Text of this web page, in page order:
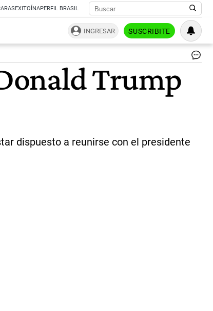
EXITOÍNAPERFIL BRASIL
INGRESAR SUSCRIBITE
Trump
dispuesto a reunirse con el presidente